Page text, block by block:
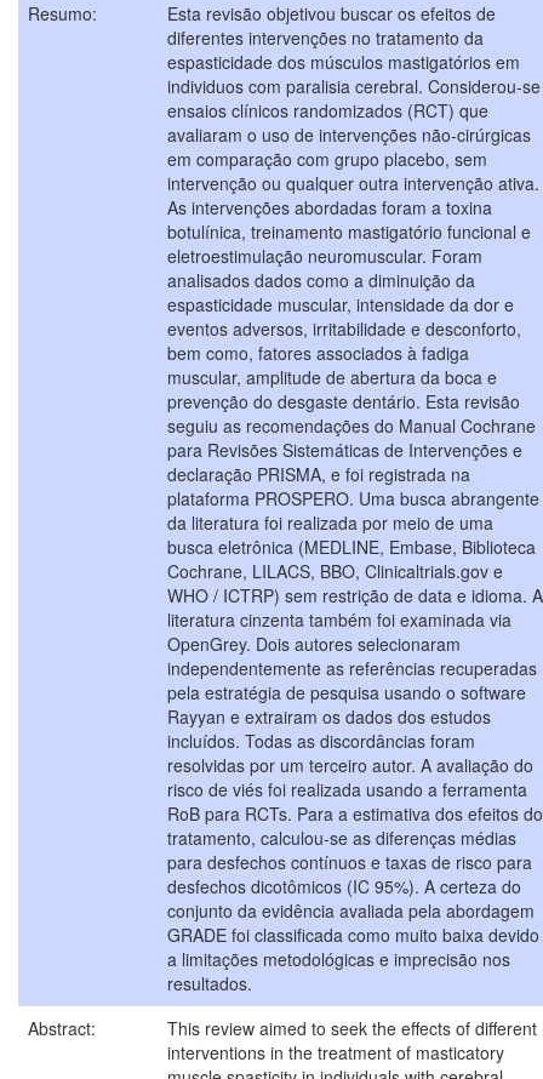
Resumo:
Esta revisão objetivou buscar os efeitos de
diferentes intervenções no tratamento da
espasticidade dos músculos mastigatórios em
individuos com paralisia cerebral. Considerou-se
ensaios clínicos randomizados (RCT) que
avaliaram o uso de intervenções não-cirúrgicas
em comparação com grupo placebo, sem
intervenção ou qualquer outra intervenção ativa.
As intervenções abordadas foram a toxina
botulínica, treinamento mastigatório funcional e
eletroestimulação neuromuscular. Foram
analisados dados como a diminuição da
espasticidade muscular, intensidade da dor e
eventos adversos, irritabilidade e desconforto,
bem como, fatores associados à fadiga
muscular, amplitude de abertura da boca e
prevenção do desgaste dentário. Esta revisão
seguiu as recomendações do Manual Cochrane
para Revisões Sistemáticas de Intervenções e
declaração PRISMA, e foi registrada na
plataforma PROSPERO. Uma busca abrangente
da literatura foi realizada por meio de uma
busca eletrônica (MEDLINE, Embase, Biblioteca
Cochrane, LILACS, BBO, Clinicaltrials.gov e
WHO / ICTRP) sem restrição de data e idioma. A
literatura cinzenta também foi examinada via
OpenGrey. Dois autores selecionaram
independentemente as referências recuperadas
pela estratégia de pesquisa usando o software
Rayyan e extrairam os dados dos estudos
incluídos. Todas as discordâncias foram
resolvidas por um terceiro autor. A avaliação do
risco de viés foi realizada usando a ferramenta
RoB para RCTs. Para a estimativa dos efeitos do
tratamento, calculou-se as diferenças médias
para desfechos contínuos e taxas de risco para
desfechos dicotômicos (IC 95%). A certeza do
conjunto da evidência avaliada pela abordagem
GRADE foi classificada como muito baixa devido
a limitações metodológicas e imprecisão nos
resultados.
Abstract:
This review aimed to seek the effects of different
interventions in the treatment of masticatory